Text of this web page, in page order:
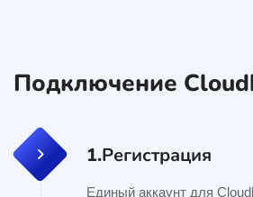
Подключение
1.Регистрация
Единый аккаунт для